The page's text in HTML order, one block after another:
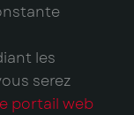
les
serez
portail web